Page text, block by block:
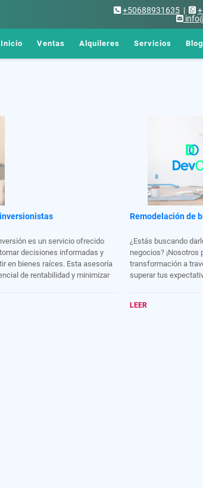
+50688931635 |
Inicio Ventas Alquileres Servicios Blog
es un servicio ofrecido
decisiones informadas y
en bienes raíces. Esta asesoría
de rentabilidad y minimizar
grandes sumas de dinero
Remodelación de
¿Estás buscando
negocios?
transformación a
superar tus
resultados que te
LEER